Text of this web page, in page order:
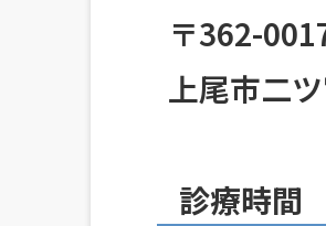
〒362-
上尾市二
診療時間